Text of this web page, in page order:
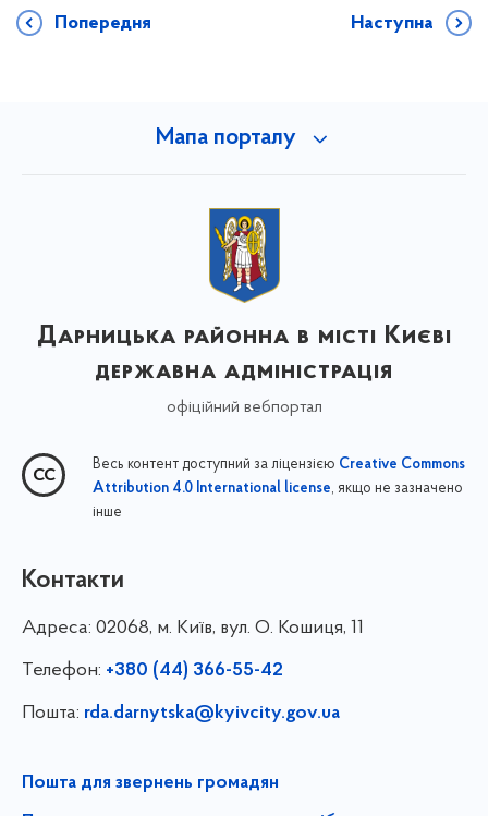
Попередня Наступна
Мапа порталу
Дарницька районна в місті Києві
державна адміністрація
офіційний вебпортал
Весь контент доступний за ліцензією Creative Commons
Attribution 4.0 International license, якщо не зазначено
інше
Контакти
Адреса: 02068, м. Київ, вул. О. Кошиця, 11
Телефон: +380 (44) 366-55-42
Пошта: rda.darnytska@kyivcity.gov.ua
Пошта для звернень громадян